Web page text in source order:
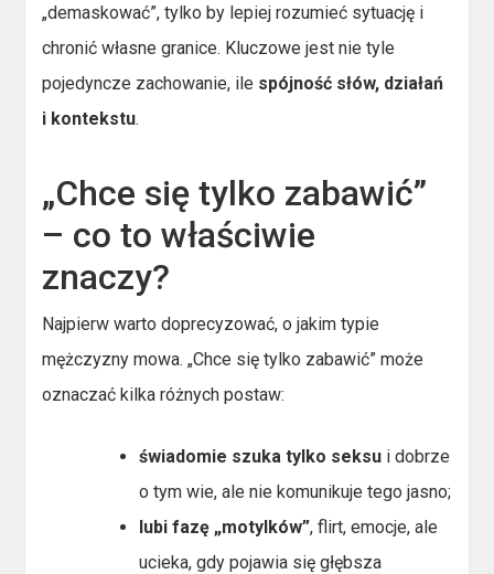
„demaskować”, tylko by lepiej rozumieć sytuację i
chronić własne granice. Kluczowe jest nie tyle
pojedyncze zachowanie, ile spójność słów, działań
i kontekstu.
„Chce się tylko zabawić”
– co to właściwie
znaczy?
Najpierw warto doprecyzować, o jakim typie
mężczyzny mowa. „Chce się tylko zabawić” może
oznaczać kilka różnych postaw:
świadomie szuka tylko seksu i dobrze
o tym wie, ale nie komunikuje tego jasno;
lubi fazę „motylków”, flirt, emocje, ale
ucieka, gdy pojawia się głębsza